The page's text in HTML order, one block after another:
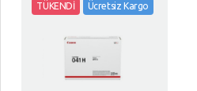
TÜKENDİ Ücretsiz Kargo